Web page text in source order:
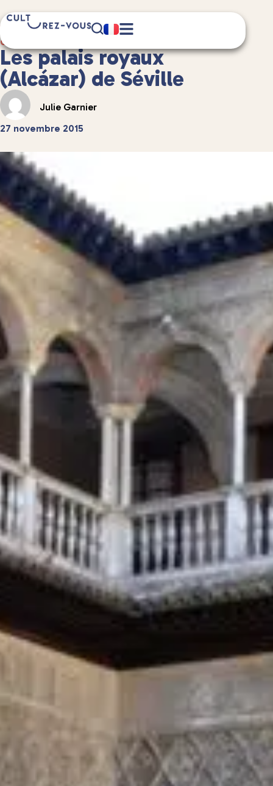
Culture
5 minute(s) de lecture
Les palais royaux
(Alcázar) de Séville
Julie Garnier
27 novembre 2015